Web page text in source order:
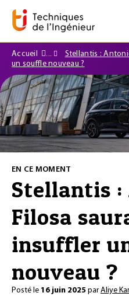
Accueil
Stellantis :
un souffle nouveau ?
EN CE MOMENT
Stellantis
Filosa
insuffler
nouveau ?
Posté le 16 juin 2025 parAliye